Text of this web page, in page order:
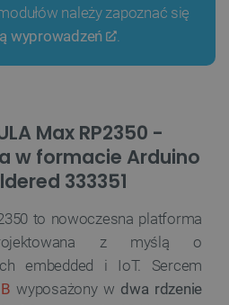
należy zapoznać się
wyprowadzeń .
Max RP2350 -
w formacie Arduino
333351
to nowoczesna platforma
z myślą o
embedded i IoT. Sercem
wyposażony w dwa rdzenie